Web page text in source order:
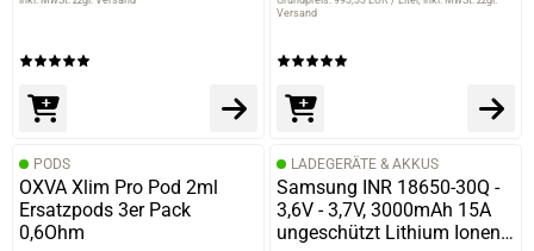
Versand
PODS
OXVA Xlim Pro Pod 2ml
Ersatzpods 3er Pack
0,6Ohm
LADEGERÄTE & AKKUS
Samsung INR 18650-30Q -
3,6V - 3,7V, 3000mAh 15A
ungeschützt Lithium Ionen